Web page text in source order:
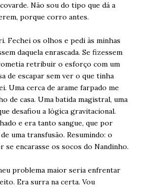
Não sou do tipo que dá a
porque corro antes.
Fechei os olhos e pedi às minhas
daquela enrascada. Se fizessem
retribuir o esforço com um
de escapar sem ver o que tinha
Uma cerca de arame farpado me
de casa. Uma batida magistral, uma
desafiou a lógica gravitacional.
e era tanto sangue, que por
uma transfusão. Resumindo: o
se encarasse os socos do Nandinho.
problema maior seria enfrentar
Era surra na certa. Vou